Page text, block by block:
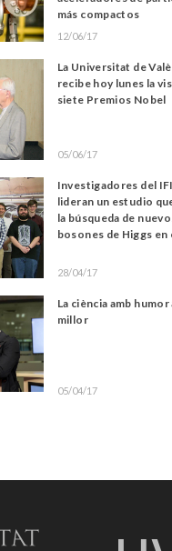
más compactos
12/06/17
La Universitat de
recibe hoy lunes la
siete Premios Nobel
05/06/17
Investigadores del
lideran un estudio
la búsqueda de
bosones de Higgs en
28/04/17
La ciència amb
millor
05/04/17